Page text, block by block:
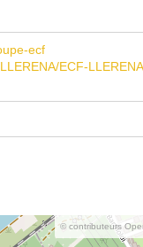
ecf
ECF-
© contributeurs